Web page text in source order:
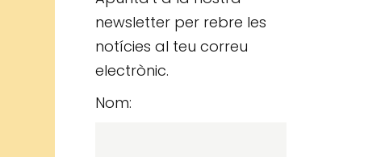
newsletter per rebre les
notícies al teu correu
electrònic.
Nom: